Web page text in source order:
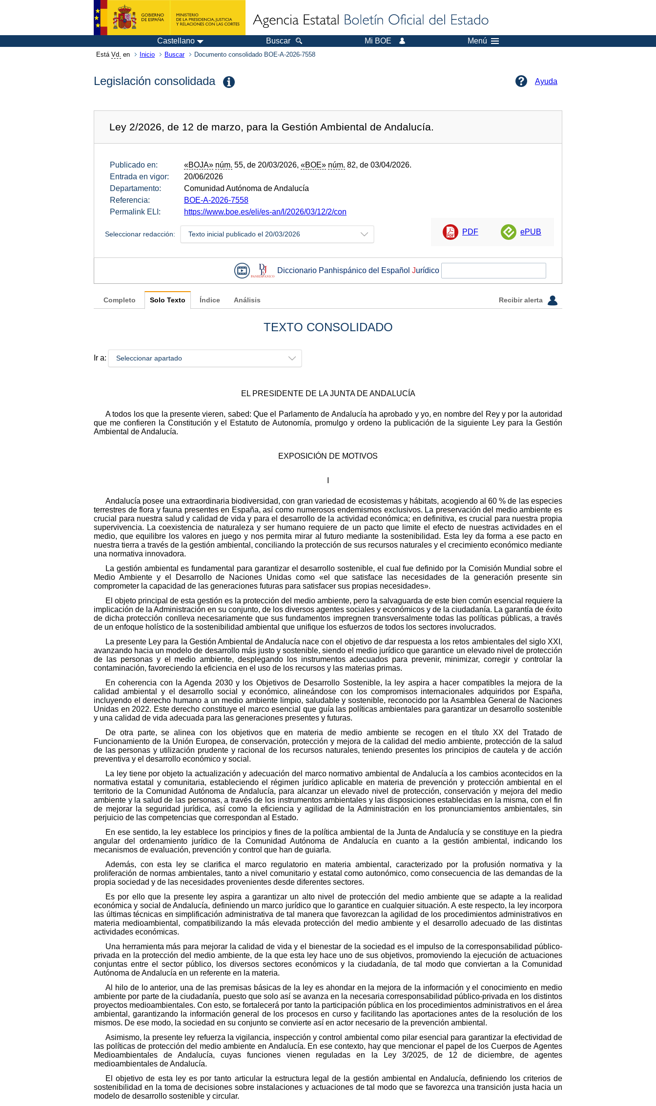
Castellano Buscar Mi BOE Menú
Está Vd. en Inicio Buscar Documento consolidado BOE-A-2026-7558
Legislación consolidada Ayuda
Ley 2/2026, de 12 de marzo, para la Gestión Ambiental de Andalucía.
Publicado en: «BOJA» núm. 55, de 20/03/2026, «BOE» núm. 82, de 03/04/2026.
Entrada en vigor:
20/06/2026
Departamento:
Comunidad Autónoma de Andalucía
Referencia:
BOE-A-2026-7558
Permalink ELI:
https://www.boe.es/eli/es-an/l/2026/03/12/2/con
Seleccionar redacción: Texto inicial publicado el 20/03/2026 PDF ePUB
Diccionario Panhispánico del Español Jurídico
Completo Solo Texto Índice Análisis Recibir alerta
TEXTO CONSOLIDADO
Ir a: Seleccionar apartado
EL PRESIDENTE DE LA JUNTA DE ANDALUCÍA
A todos los que la presente vieren, sabed: Que el Parlamento de Andalucía ha aprobado y yo, en nombre del Rey y por la autoridad
que me confieren la Constitución y el Estatuto de Autonomía, promulgo y ordeno la publicación de la siguiente Ley para la Gestión
Ambiental de Andalucía.
EXPOSICIÓN DE MOTIVOS
Andalucía posee una extraordinaria biodiversidad, con gran variedad de ecosistemas y hábitats, acogiendo al 60 % de las especies
terrestres de flora y fauna presentes en España, así como numerosos endemismos exclusivos. La preservación del medio ambiente es
crucial para nuestra salud y calidad de vida y para el desarrollo de la actividad económica; en definitiva, es crucial para nuestra propia
supervivencia. La coexistencia de naturaleza y ser humano requiere de un pacto que limite el efecto de nuestras actividades en el
medio, que equilibre los valores en juego y nos permita mirar al futuro mediante la sostenibilidad. Esta ley da forma a ese pacto en
nuestra tierra a través de la gestión ambiental, conciliando la protección de sus recursos naturales y el crecimiento económico mediante
una normativa innovadora.
La gestión ambiental es fundamental para garantizar el desarrollo sostenible, el cual fue definido por la Comisión Mundial sobre el
Medio Ambiente y el Desarrollo de Naciones Unidas como «el que satisface las necesidades de la generación presente sin
comprometer la capacidad de las generaciones futuras para satisfacer sus propias necesidades».
El objeto principal de esta gestión es la protección del medio ambiente, pero la salvaguarda de este bien común esencial requiere la
implicación de la Administración en su conjunto, de los diversos agentes sociales y económicos y de la ciudadanía. La garantía de éxito
de dicha protección conlleva necesariamente que sus fundamentos impregnen transversalmente todas las políticas públicas, a través
de un enfoque holístico de la sostenibilidad ambiental que unifique los esfuerzos de todos los sectores involucrados.
La presente Ley para la Gestión Ambiental de Andalucía nace con el objetivo de dar respuesta a los retos ambientales del siglo XXI,
avanzando hacia un modelo de desarrollo más justo y sostenible, siendo el medio jurídico que garantice un elevado nivel de protección
de las personas y el medio ambiente, desplegando los instrumentos adecuados para prevenir, minimizar, corregir y controlar la
contaminación, favoreciendo la eficiencia en el uso de los recursos y las materias primas.
En coherencia con la Agenda 2030 y los Objetivos de Desarrollo Sostenible, la ley aspira a hacer compatibles la mejora de la
calidad ambiental y el desarrollo social y económico, alineándose con los compromisos internacionales adquiridos por España,
incluyendo el derecho humano a un medio ambiente limpio, saludable y sostenible, reconocido por la Asamblea General de Naciones
Unidas en 2022. Este derecho constituye el marco esencial que guía las políticas ambientales para garantizar un desarrollo sostenible
y una calidad de vida adecuada para las generaciones presentes y futuras.
De otra parte, se alinea con los objetivos que en materia de medio ambiente se recogen en el título XX del Tratado de
Funcionamiento de la Unión Europea, de conservación, protección y mejora de la calidad del medio ambiente, protección de la salud
de las personas y utilización prudente y racional de los recursos naturales, teniendo presentes los principios de cautela y de acción
preventiva y el desarrollo económico y social.
La ley tiene por objeto la actualización y adecuación del marco normativo ambiental de Andalucía a los cambios acontecidos en la
normativa estatal y comunitaria, estableciendo el régimen jurídico aplicable en materia de prevención y protección ambiental en el
territorio de la Comunidad Autónoma de Andalucía, para alcanzar un elevado nivel de protección, conservación y mejora del medio
ambiente y la salud de las personas, a través de los instrumentos ambientales y las disposiciones establecidas en la misma, con el fin
de mejorar la seguridad jurídica, así como la eficiencia y agilidad de la Administración en los pronunciamientos ambientales, sin
perjuicio de las competencias que correspondan al Estado.
En ese sentido, la ley establece los principios y fines de la política ambiental de la Junta de Andalucía y se constituye en la piedra
angular del ordenamiento jurídico de la Comunidad Autónoma de Andalucía en cuanto a la gestión ambiental, indicando los
mecanismos de evaluación, prevención y control que han de guiarla.
Además, con esta ley se clarifica el marco regulatorio en materia ambiental, caracterizado por la profusión normativa y la
proliferación de normas ambientales, tanto a nivel comunitario y estatal como autonómico, como consecuencia de las demandas de la
propia sociedad y de las necesidades provenientes desde diferentes sectores.
Es por ello que la presente ley aspira a garantizar un alto nivel de protección del medio ambiente que se adapte a la realidad
económica y social de Andalucía, definiendo un marco jurídico que lo garantice en cualquier situación. A este respecto, la ley incorpora
las últimas técnicas en simplificación administrativa de tal manera que favorezcan la agilidad de los procedimientos administrativos en
materia medioambiental, compatibilizando la más elevada protección del medio ambiente y el desarrollo adecuado de las distintas
actividades económicas.
Una herramienta más para mejorar la calidad de vida y el bienestar de la sociedad es el impulso de la corresponsabilidad público-
privada en la protección del medio ambiente, de la que esta ley hace uno de sus objetivos, promoviendo la ejecución de actuaciones
conjuntas entre el sector público, los diversos sectores económicos y la ciudadanía, de tal modo que conviertan a la Comunidad
Autónoma de Andalucía en un referente en la materia.
Al hilo de lo anterior, una de las premisas básicas de la ley es ahondar en la mejora de la información y el conocimiento en medio
ambiente por parte de la ciudadanía, puesto que solo así se avanza en la necesaria corresponsabilidad público-privada en los distintos
proyectos medioambientales. Con esto, se fortalecerá por tanto la participación pública en los procedimientos administrativos en el área
ambiental, garantizando la información general de los procesos en curso y facilitando las aportaciones antes de la resolución de los
mismos. De ese modo, la sociedad en su conjunto se convierte así en actor necesario de la prevención ambiental.
Asimismo, la presente ley refuerza la vigilancia, inspección y control ambiental como pilar esencial para garantizar la efectividad de
las políticas de protección del medio ambiente en Andalucía. En ese contexto, hay que mencionar el papel de los Cuerpos de Agentes
Medioambientales de Andalucía, cuyas funciones vienen reguladas en la Ley 3/2025, de 12 de diciembre, de agentes
medioambientales de Andalucía.
El objetivo de esta ley es por tanto articular la estructura legal de la gestión ambiental en Andalucía, definiendo los criterios de
sostenibilidad en la toma de decisiones sobre instalaciones y actuaciones de tal modo que se favorezca una transición justa hacia un
modelo de desarrollo sostenible y circular.